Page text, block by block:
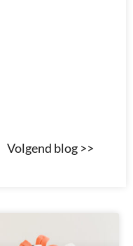
Volgend blog >>